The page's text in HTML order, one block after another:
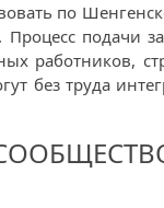
по
подачи
работников,
без труда